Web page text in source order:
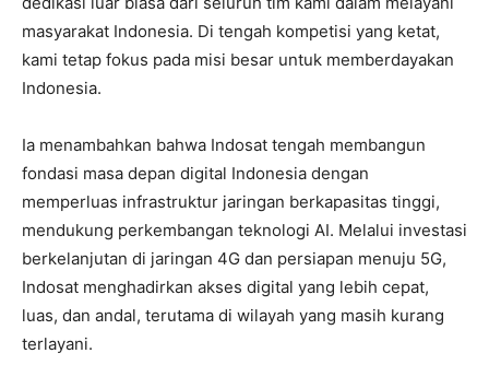
masyarakat Indonesia. Di tengah kompetisi yang ketat,
kami tetap fokus pada misi besar untuk memberdayakan
Indonesia.
Ia menambahkan bahwa Indosat tengah membangun
fondasi masa depan digital Indonesia dengan
memperluas infrastruktur jaringan berkapasitas tinggi,
mendukung perkembangan teknologi AI. Melalui investasi
berkelanjutan di jaringan 4G dan persiapan menuju 5G,
Indosat menghadirkan akses digital yang lebih cepat,
luas, dan andal, terutama di wilayah yang masih kurang
terlayani.